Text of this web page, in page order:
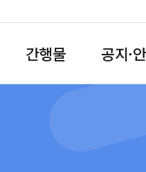
간행물 공지·